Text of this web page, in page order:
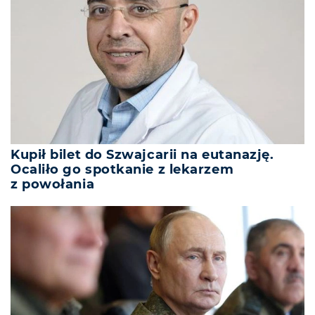
Kupił bilet do Szwajcarii na eutanazję.
Ocaliło go spotkanie z lekarzem
z powołania